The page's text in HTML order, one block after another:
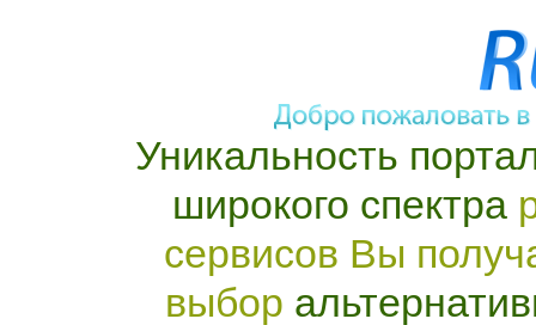
Уникальность
широкого спектра
сервисов Вы
выбор